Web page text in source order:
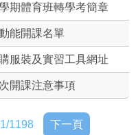
期體育班轉學考簡章
能開課名單
服裝及實習工具網址
開課注意事項
1198 下一頁